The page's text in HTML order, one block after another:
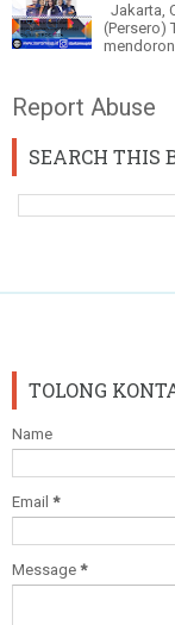
Jakarta,
(Persero)
Report Abuse
SEARCH THIS
TOLONG
Name
Email *
Message *